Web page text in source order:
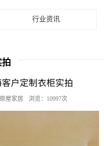
行业资讯
户定制衣柜实拍
屋家居 浏览：10997次